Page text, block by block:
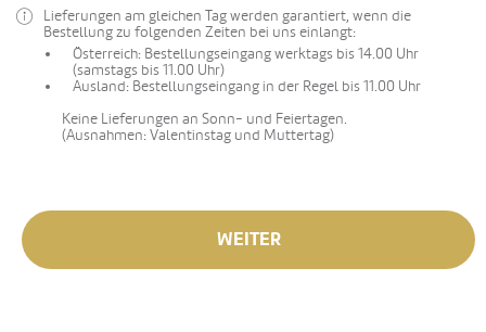
Lieferungen am gleichen Tag werden garantiert, wenn die
Bestellung zu folgenden Zeiten bei uns einlangt:
Österreich: Bestellungseingang werktags bis 14.00 Uhr
(samstags bis 11.00 Uhr)
Ausland: Bestellungseingang in der Regel bis 11.00 Uhr
Keine Lieferungen an Sonn- und Feiertagen.
(Ausnahmen: Valentinstag und Muttertag)
WEITER